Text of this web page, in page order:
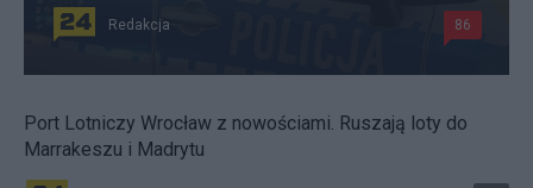
Redakcja 86
Port Lotniczy Wrocław z nowościami. Ruszają loty do
Marrakeszu i Madrytu